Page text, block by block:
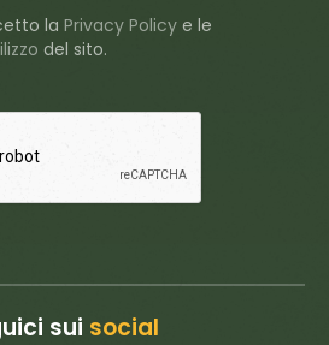
laPrivacy Policy e le
del sito.
sui social